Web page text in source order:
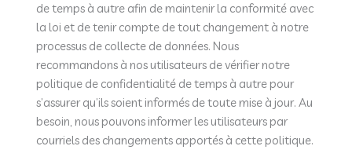
de temps à autre afin de maintenir la conformité avec
la loi et de tenir compte de tout changement à notre
processus de collecte de données. Nous
recommandons à nos utilisateurs de vérifier notre
politique de confidentialité de temps à autre pour
s’assurer qu’ils soient informés de toute mise à jour. Au
besoin, nous pouvons informer les utilisateurs par
courriels des changements apportés à cette politique.